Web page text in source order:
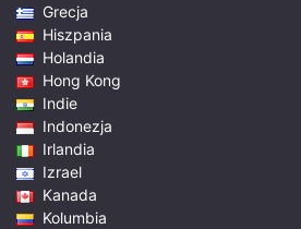
Grecja
Hiszpania
Holandia
Hong Kong
Indie
Indonezja
Irlandia
Izrael
Kanada
Kolumbia